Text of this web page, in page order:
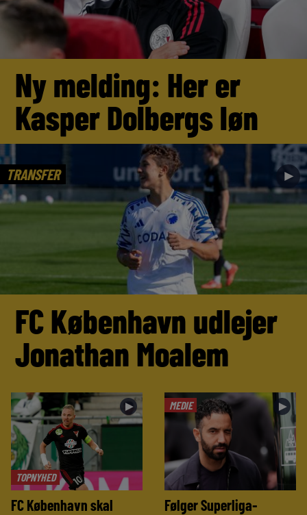
Ny melding: Her er
Kasper Dolbergs løn
TRANSFER ►
FC København udlejer
Jonathan Moalem
TOPNYHED
►
FC København skal
MEDIE ►
Følger Superliga-